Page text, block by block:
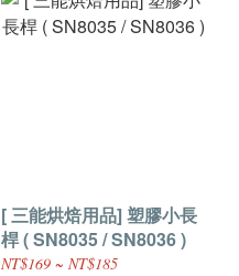
[ 三能烘焙用品] 塑膠小長
桿 ( SN8035 / SN8036 )
NT$169 ~ NT$185